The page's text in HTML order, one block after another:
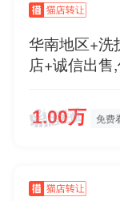
华南地区+洗
店+诚信出售
免费